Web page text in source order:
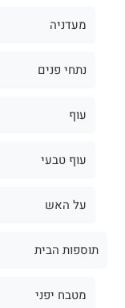
מעדניה
נתחי פנים
עוף
עוף טבעי
על האש
תוספות הבית
מטבח יפני